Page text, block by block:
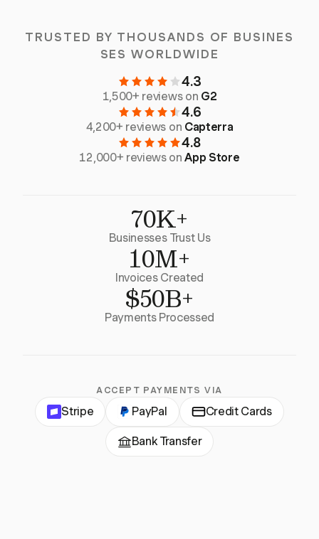
TRUSTED BY THOUSANDS OF BUSINES
SES WORLDWIDE
4.3
1,500+ reviews on G2
4.6
4,200+ reviews on Capterra
4.8
12,000+ reviews onApp Store
70K+
Businesses Trust Us
10M+
Invoices Created
$50B+
Payments Processed
ACCEPT PAYMENTS VIA
Stripe PayPal Credit Cards
Bank Transfer